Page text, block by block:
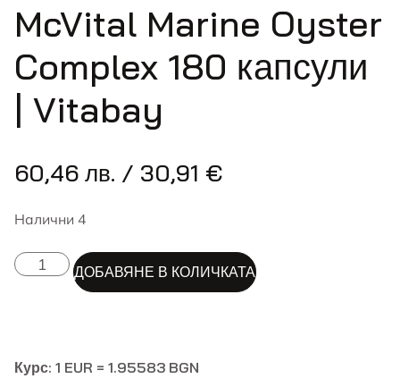
McVital Marine Oyster
Complex 180 капсули
| Vitabay
60,46 лв. / 30,91 €
Налични 4
ДОБАВЯНЕ В КОЛИЧКАТАALTERNATIVE:
Курс: 1 EUR = 1.95583 BGN